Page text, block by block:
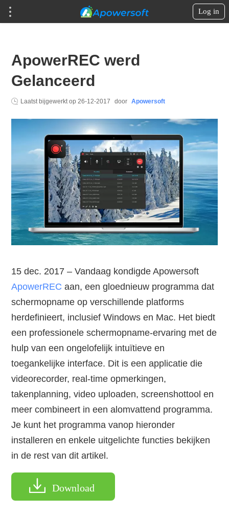
Log in
ApowerREC werd
Gelanceerd
Laatst bijgewerkt op26-12-2017 door Apowersoft
15 dec. 2017 – Vandaag kondigde Apowersoft
ApowerREC aan, een gloednieuw programma dat
schermopname op verschillende platforms
herdefinieert, inclusief Windows en Mac. Het biedt
een professionele schermopname-ervaring met de
hulp van een ongelofelijk intuïtieve en
toegankelijke interface. Dit is een applicatie die
videorecorder, real-time opmerkingen,
takenplanning, video uploaden, screenshottool en
meer combineert in een alomvattend programma.
Je kunt het programma vanop hieronder
installeren en enkele uitgelichte functies bekijken
in de rest van dit artikel.
Download